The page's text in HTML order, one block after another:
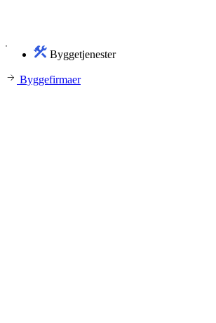
Byggetjenester
Byggefirmaer